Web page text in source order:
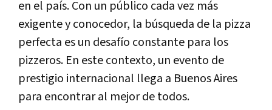
en el país. Con un público cada vez más
exigente y conocedor, la búsqueda de la pizza
perfecta es un desafío constante para los
pizzeros. En este contexto, un evento de
prestigio internacional llega a Buenos Aires
para encontrar al mejor de todos.